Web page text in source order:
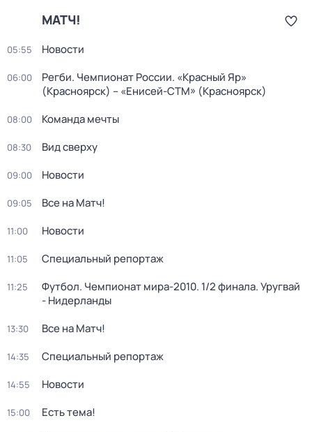
МАТЧ!
05:55 Новости
06:00
Регби. Чемпионат России. «Красный Яр»
(Красноярск) – «Енисей-СТМ» (Красноярск)
08:00 Команда мечты
08:30 Вид сверху
09:00 Новости
09:05 Все на Матч!
11:00 Новости
11:05 Специальный репортаж
11:25
Футбол. Чемпионат мира-2010. 1/2 финала. Уругвай
- Нидерланды
13:30 Все на Матч!
14:35 Специальный репортаж
14:55 Новости
15:00 Есть тема!